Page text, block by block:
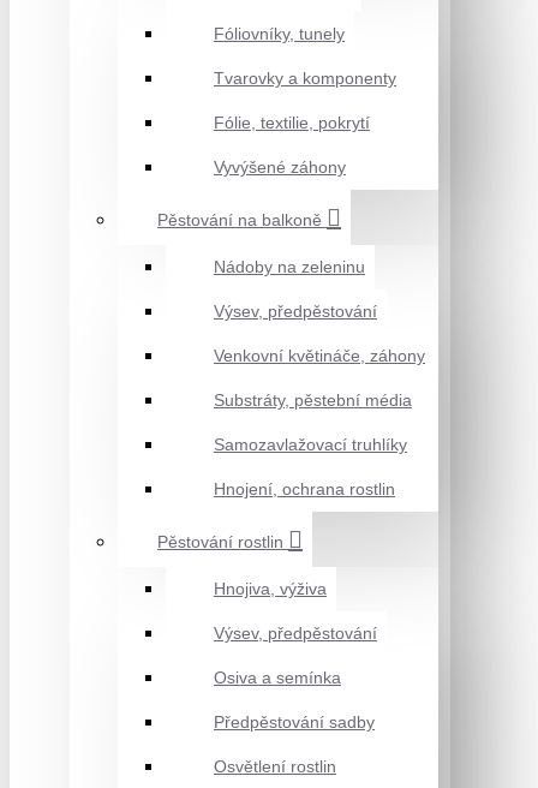
Fóliovníky, tunely
Tvarovky a komponenty
Fólie, textilie, pokrytí
Vyvýšené záhony
Pěstování na balkoně
Nádoby na zeleninu
Výsev, předpěstování
Venkovní květináče, záhony
Substráty, pěstební média
Samozavlažovací truhlíky
Hnojení, ochrana rostlin
Pěstování rostlin
Hnojiva, výživa
Výsev, předpěstování
Osiva a semínka
Předpěstování sadby
Osvětlení rostlin